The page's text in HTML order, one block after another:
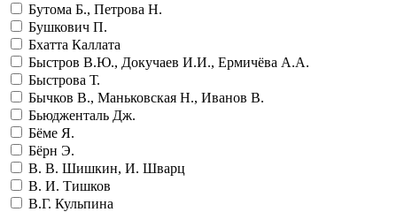
Бутома Б., Петрова Н.
Бушкович П.
Бхатта Каллата
Быстров В.Ю., Докучаев И.И., Ермичёва А.А.
Быстрова Т.
Бычков В., Маньковская Н., Иванов В.
Бьюдженталь Дж.
Бёме Я.
Бёрн Э.
В. В. Шишкин, И. Шварц
В. И. Тишков
В.Г. Кульпина